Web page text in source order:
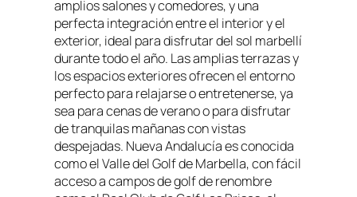
amplios salones y comedores, y una
perfecta integración entre el interior y el
exterior, ideal para disfrutar del sol marbellí
durante todo el año. Las amplias terrazas y
los espacios exteriores ofrecen el entorno
perfecto para relajarse o entretenerse, ya
sea para cenas de verano o para disfrutar
de tranquilas mañanas con vistas
despejadas. Nueva Andalucía es conocida
como el Valle del Golf de Marbella, con fácil
acceso a campos de golf de renombre